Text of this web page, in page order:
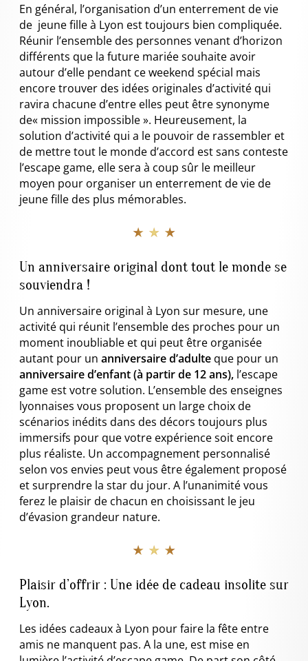
En général, l’organisation d’un enterrement de vie
de jeune fille à Lyon est toujours bien compliquée.
Réunir l’ensemble des personnes venant d’horizon
différents que la future mariée souhaite avoir
autour d’elle pendant ce weekend spécial mais
encore trouver des idées originales d’activité qui
ravira chacune d’entre elles peut être synonyme
de« mission impossible ». Heureusement, la
solution d’activité qui a le pouvoir de rassembler et
de mettre tout le monde d’accord est sans conteste
l’escape game, elle sera à coup sûr le meilleur
moyen pour organiser un enterrement de vie de
jeune fille des plus mémorables.
★ ★ ★
Un anniversaire original dont tout le monde se
souviendra !
Un anniversaire original à Lyon sur mesure, une
activité qui réunit l’ensemble des proches pour un
moment inoubliable et qui peut être organisée
autant pour un anniversaire d’adulte que pour un
anniversaire d’enfant (à partir de 12 ans), l’escape
game est votre solution. L’ensemble des enseignes
lyonnaises vous proposent un large choix de
scénarios inédits dans des décors toujours plus
immersifs pour que votre expérience soit encore
plus réaliste. Un accompagnement personnalisé
selon vos envies peut vous être également proposé
et surprendre la star du jour. A l’unanimité vous
ferez le plaisir de chacun en choisissant le jeu
d’évasion grandeur nature.
★ ★ ★
Plaisir d’offrir : Une idée de cadeau insolite sur
Lyon.
Les idées cadeaux à Lyon pour faire la fête entre
amis ne manquent pas. A la une, est mise en